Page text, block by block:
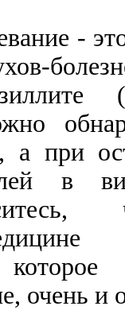
-
а при
в
очень и